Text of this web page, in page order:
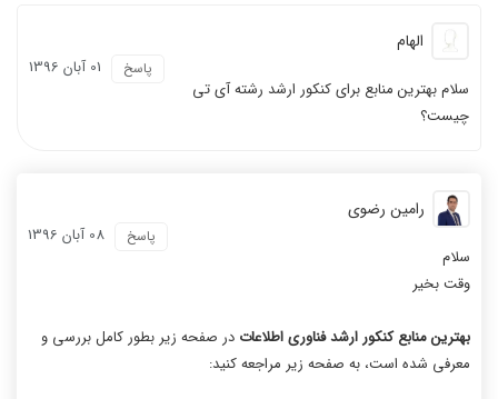
الهام
01 آبان 1396 پاسخ
سلام بهترین منابع برای کنکور ارشد رشته آی تی
چیست؟
رامین رضوی
08 آبان 1396 پاسخ
سلام
وقت بخیر
بهترین منابع کنکور ارشد فناوری اطلاعات در صفحه زیر بطور کامل بررسی و
معرفی شده است، به صفحه زیر مراجعه کنید: